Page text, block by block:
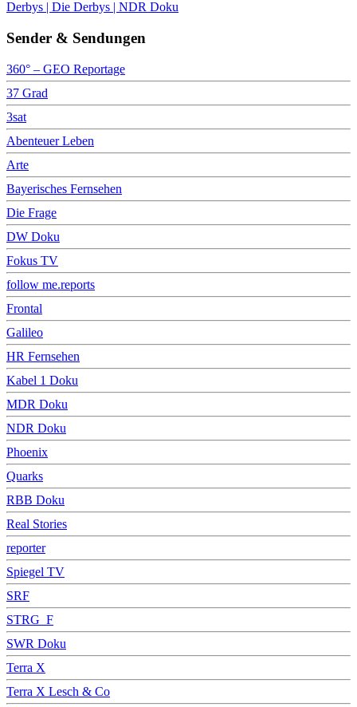
Derbys | Die Derbys | NDR Doku
Sender & Sendungen
360° – GEO Reportage
37 Grad
3sat
Abenteuer Leben
Arte
Bayerisches Fernsehen
Die Frage
DW Doku
Fokus TV
follow me.reports
Frontal
Galileo
HR Fernsehen
Kabel 1 Doku
MDR Doku
NDR Doku
Phoenix
Quarks
RBB Doku
Real Stories
reporter
Spiegel TV
SRF
STRG_F
SWR Doku
Terra X
Terra X Lesch & Co